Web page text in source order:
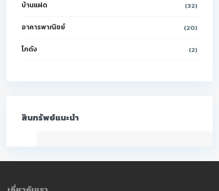
บ้านแฝด (32)
อาคารพาณิชย์ (20)
โกดัง (2)
สินทรัพย์แนะนำ